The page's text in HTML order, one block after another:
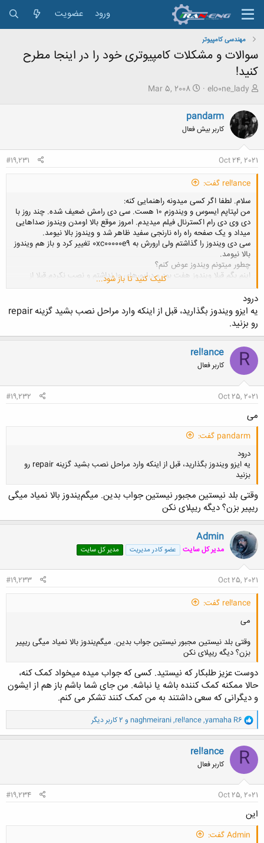
ورود عضویت
مهندسی کامپیوتر
سوالات و مشکلات کامپیوتری خود را در اینجا مطرح
کنید!
ش
و
ع
ک
ن
ن
د
م
ض
و
ع
elo0ne_lady
ت
ی
خ
ر
Mar 5, 2008
pandarm
کاربر بیش فعال
Oct 24, 2021
#19,231
rel!ance گفت:
سلام. لطفا اگر کسی میدونه راهنمایی کنه:
من لپتاپم ایسوس و ویندوزم ۱۰ هست. سی دی رامش ضعیف شده. چند روز با
دی وی دی رام اکسترنال فیلم میدیدم. امروز موقع بالا اومدن ویندوز صداهایی
میداد و یک صفحه راه راه نارنجی سفید ظاهر شد و ویندوز بالا نیومد.
سی دی ویندوز را گذاشتم ولی ارورش به 0xc00000e9 تغییر کرد و باز هم ویندوز
بالا نیومد.
چطور میتونم ویندوز عوض کنم؟
اینم بگم قبلا ویندوز هفت بود و درایورهای ۱۰ نداشتم و نصب نکردم.قبلا از
داخل خود برنامه جستجوی درایو زدم که اکی داد ولی فکرکنم نصب نشده
باشن.
کلیک کنید تا باز شود...
درود
یه ایزو ویندوز بگذارید، قبل از اینکه وارد مراحل نصب بشید گزینه repair
رو بزنید.
R
rel!ance
کاربر فعال
Oct 25, 2021
#19,232
می
pandarm گفت:
درود
یه ایزو ویندوز بگذارید، قبل از اینکه وارد مراحل نصب بشید گزینه repair رو
بزنید
وقتی بلد نیستین مجبور نیستین جواب بدین. میگم‌‌یندوز بالا نمیاد میگی
ریپیر بزن؟ دیگه ریپلای نکن
Admin
مدیر کل سایت عضو کادر مدیریت مدیر کل سایت
Oct 25, 2021
#19,233
rel!ance گفت:
می
وقتی بلد نیستین مجبور نیستین جواب بدین. میگم‌‌یندوز بالا نمیاد میگی ریپیر
بزن؟ دیگه ریپلای نکن
کلیک کنید تا باز شود...
دوست عزیز طلبکار که نیستید. کسی که جواب میده میخواد کمک کنه،
حالا ممکنه کمک کننده باشه یا نباشه. من جای شما باشم باز هم از ایشون
و دیگرانی که سعی داشتند به من کمک کنند تشکر می کنم.
و
ا
ک
ن
ش
ه
ا
yamaha R6
,
rel!ance
,
naghmeirani و 2 کاربر دیگر
R
rel!ance
کاربر فعال
Oct 25, 2021
#19,234
این
Admin گفت: